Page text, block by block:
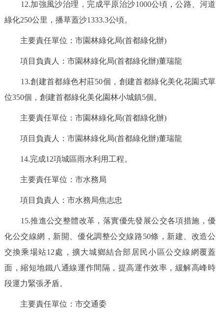
12.加強風沙治理，完成平原治沙1000公頃，公路、河道
綠化250公里，播草蓋沙1333.3公頃。
主要責任單位：市園林綠化局(首都綠化辦)
項目負責人：市園林綠化局(首都綠化辦)董瑞龍
13.創建首都綠色村莊50個，創建首都綠化美化花園式單
位350個，創建首都綠化美化園林小城鎮5個。
主要責任單位：市園林綠化局(首都綠化辦)
項目負責人：市園林綠化局(首都綠化辦)董瑞龍
14.完成12項城區雨水利用工程。
主要責任單位：市水務局
項目負責人：市水務局焦志忠
15.推進公交整體改革，落實優先發展公交各項措施，優
化公交線網，新開、優化調整公交線路50條，新建、改造公
交換乘場站12處，擴大城鄉結合部居民小區公交線網覆蓋
面，縮短地鐵八通線運作間隔，提高運作效率，緩解高峰時
段運力緊張矛盾。
主要責任單位：市交通委